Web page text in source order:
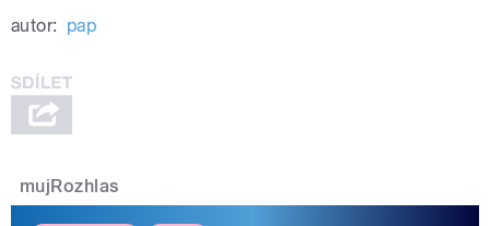
autor: pap
mujRozhlas